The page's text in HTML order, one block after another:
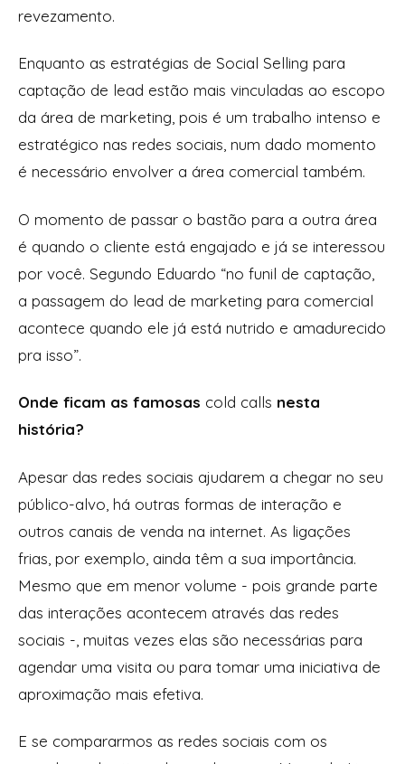
revezamento.
Enquanto as estratégias de Social Selling para
captação de lead estão mais vinculadas ao escopo
da área de marketing, pois é um trabalho intenso e
estratégico nas redes sociais, num dado momento
é necessário envolver a área comercial também.
O momento de passar o bastão para a outra área
é quando o cliente está engajado e já se interessou
por você. Segundo Eduardo “no funil de captação,
a passagem do lead de marketing para comercial
acontece quando ele já está nutrido e amadurecido
pra isso”.
Onde ficam as famosas cold calls nesta
história?
Apesar das redes sociais ajudarem a chegar no seu
público-alvo, há outras formas de interação e
outros canais de venda na internet. As ligações
frias, por exemplo, ainda têm a sua importância.
Mesmo que em menor volume - pois grande parte
das interações acontecem através das redes
sociais -, muitas vezes elas são necessárias para
agendar uma visita ou para tomar uma iniciativa de
aproximação mais efetiva.
E se compararmos as redes sociais com os